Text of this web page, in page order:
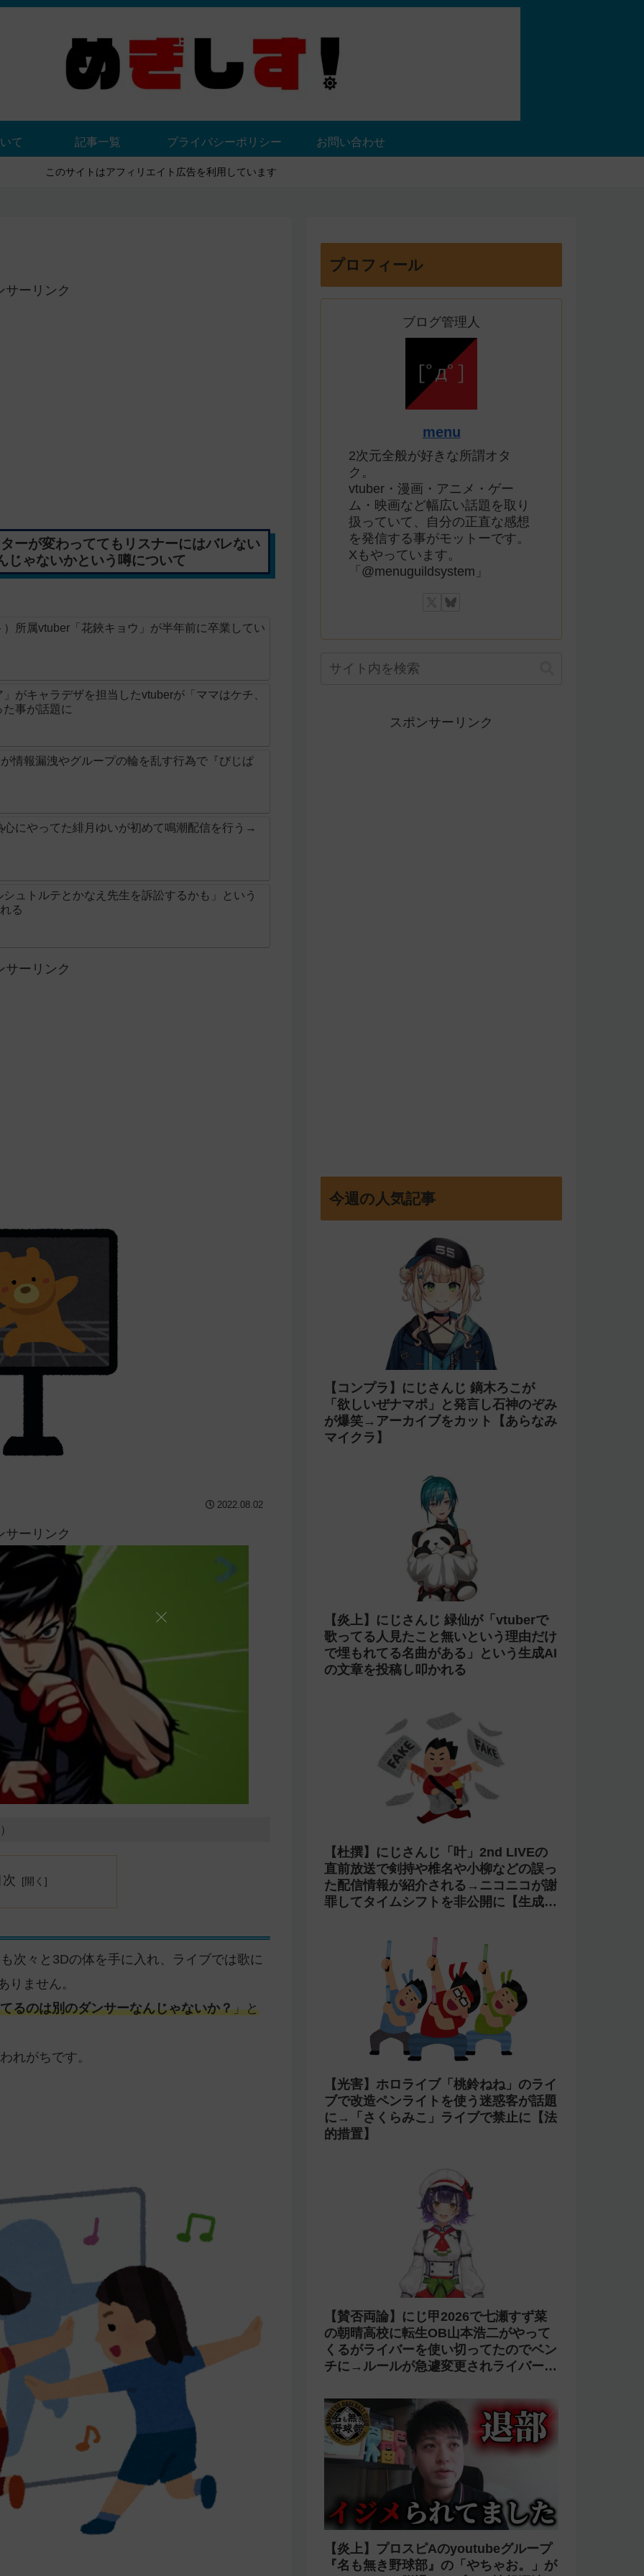
て 記事一覧 プライバシーポリシー お問い合わせ
このサイトはアフィリエイト広告を利用しています
サーリンク
ーが変わっててもリスナーにはバレない
じゃないかという噂について
所属vtuber「花鋏キョウ」が半年前に卒業してい
がキャラデザを担当したvtuberが「ママはケチ、
事が話題に
情報漏洩やグループの輪を乱す行為で『びじぱ
にやってた緋月ゆいが初めて鳴潮配信を行う→
ュトルテとかなえ先生を訴訟するかも」という
る
サーリンク
2022.08.02
サーリンク
次々と3Dの体を手に入れ、ライブでは歌に
りません。
るのは別のダンサーなんじゃないか？」と
れがちです。
プロフィール
ブログ管理人
menu
2次元全般が好きな所謂オタ
ク。
vtuber・漫画・アニメ・ゲー
ム・映画など幅広い話題を取り
扱っていて、自分の正直な感想
を発信する事がモットーです。
Xもやっています。
「@menuguildsystem」
スポンサーリンク
今週の人気記事
【コンプラ】にじさんじ 鏑木ろこが
「欲しいぜナマポ」と発言し石神のぞみ
が爆笑→アーカイブをカット【あらなみ
マイクラ】
【炎上】にじさんじ 緑仙が「vtuberで
歌ってる人見たこと無いという理由だけ
で埋もれてる名曲がある」という生成AI
の文章を投稿し叩かれる
【杜撰】にじさんじ「叶」2nd LIVEの
直前放送で剣持や椎名や小柳などの誤っ
た配信情報が紹介される→ニコニコが謝
罪してタイムシフトを非公開に【生成
【光害】ホロライブ「桃鈴ねね」のライ
ブで改造ペンライトを使う迷惑客が話題
に→「さくらみこ」ライブで禁止に【法
的措置】
【賛否両論】にじ甲2026で七瀬すず菜
の朝晴高校に転生OB山本浩二がやって
くるがライバーを使い切ってたのでベン
チに→ルールが急遽変更されライバーの
【炎上】プロスピAのyoutubeグループ
『名も無き野球部』の「やちゃお。」が